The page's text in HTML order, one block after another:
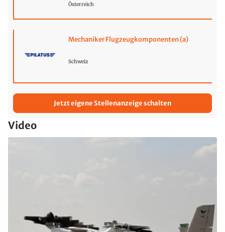
Österreich
Mechaniker Flugzeugkomponenten (a)
Schweiz
Jetzt eigene Stellenanzeige schalten
Video